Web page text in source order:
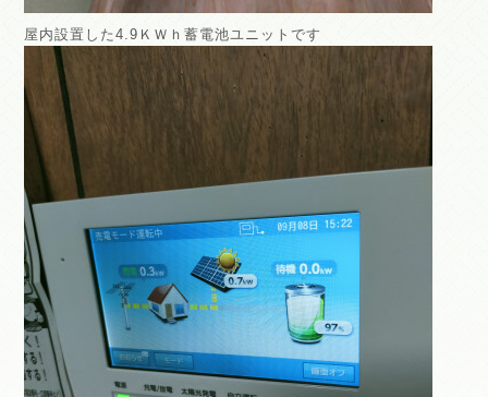
屋内設置した4.9ＫＷｈ蓄電池ユニットです